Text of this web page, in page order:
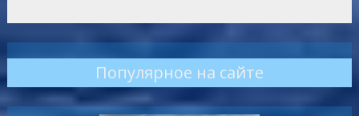
Популярное на сайте